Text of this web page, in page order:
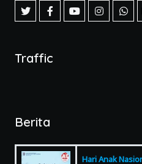
Traffic
Berita
Hari Anak